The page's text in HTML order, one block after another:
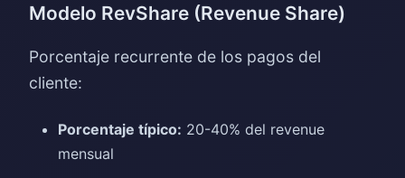
Modelo RevShare (Revenue Share)
Porcentaje recurrente de los pagos del
cliente:
Porcentaje típico: 20-40% del revenue
mensual